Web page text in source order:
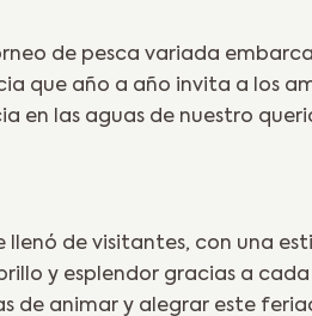
de pesca variada
que año a año invita a los
en las aguas de nuestro
llenó de visitantes, con una
y esplendor gracias a
de animar y alegrar este